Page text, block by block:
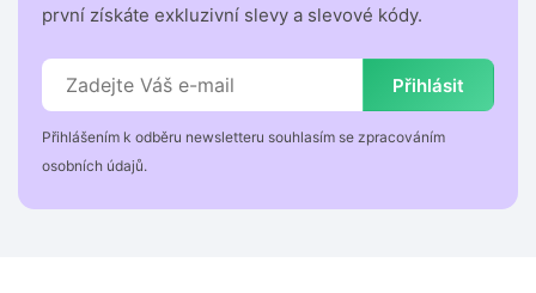
první získáte exkluzivní slevy a slevové kódy.
Přihlásit
Přihlášením k odběru newsletteru souhlasím se zpracováním
osobních údajů.